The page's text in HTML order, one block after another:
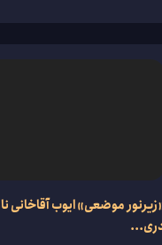
موضعی» ایوب آقاخانی